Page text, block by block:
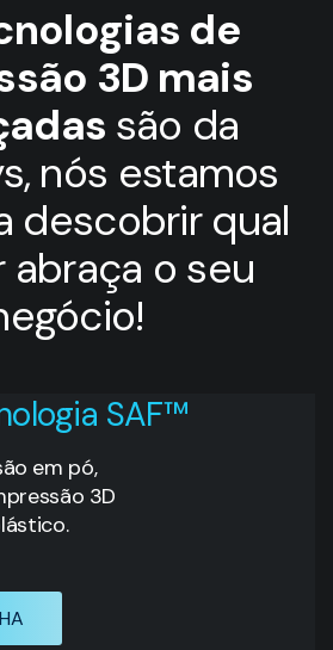
de
3D mais
são da
nós estamos
descobrir qual
abraça o seu
SAF™
em pó,
3D